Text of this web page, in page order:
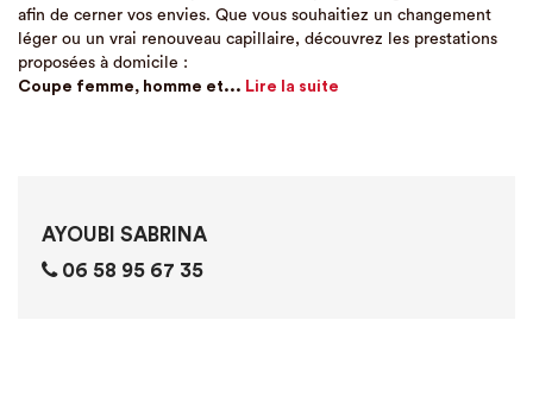
afin de cerner vos envies. Que vous souhaitiez un changement
léger ou un vrai renouveau capillaire, découvrez les prestations
proposées à domicile :
Coupe femme, homme et... Lire la suite
AYOUBI SABRINA
06 58 95 67 35